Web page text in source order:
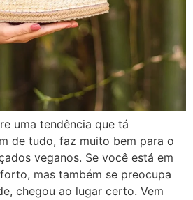
uma tendência que tá
de tudo, faz muito bem para o
veganos. Se você está em
mas também se preocupa
chegou ao lugar certo. Vem